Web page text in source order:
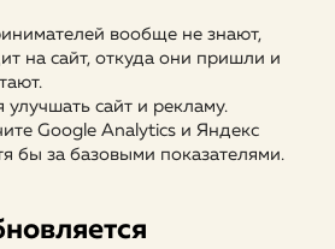
вообще не знают,
на сайт, откуда они пришли и
улучшать сайт и рекламу.
Google Analytics и Яндекс
бы за базовыми показателями.